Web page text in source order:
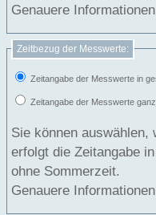
Genauere
Zeitbezug der Messwerte:
Zeitangabe der Messwerte in
Zeitangabe der Messwerte
Sie können auswählen,
erfolgt die Zeitangabe
ohne Sommerzeit.
Genauere